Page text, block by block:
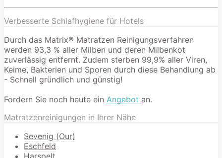
Verbesserte Schlafhygiene für Hotels
Durch das Matrix® Matratzen Reinigungsverfahren
werden 93,3 % aller Milben und deren Milbenkot
zuverlässig entfernt. Zudem sterben 99,9% aller Viren,
Keime, Bakterien und Sporen durch diese Behandlung ab
- Schnell gründlich und günstig!
Fordern Sie noch heute ein Angebot an.
Matratzenreinigungen in Ihrer Nähe
Sevenig (Our)
Eschfeld